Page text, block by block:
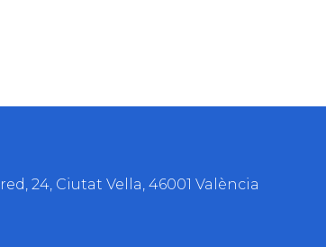
24, Ciutat Vella, 46001 València